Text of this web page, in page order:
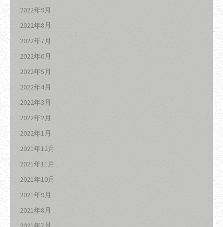
2022年9月
2022年8月
2022年7月
2022年6月
2022年5月
2022年4月
2022年3月
2022年2月
2022年1月
2021年12月
2021年11月
2021年10月
2021年9月
2021年8月